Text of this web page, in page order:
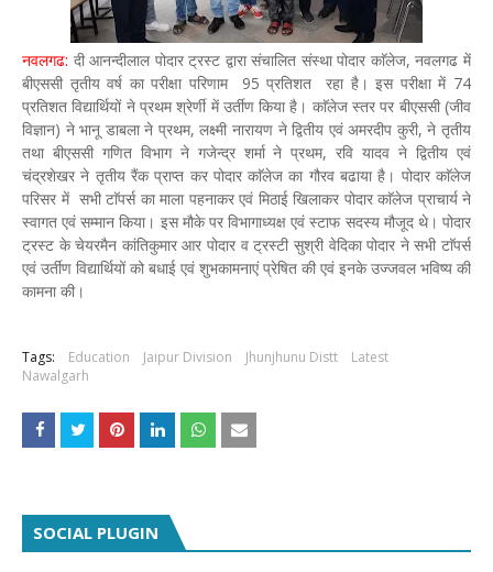
नवलगढ: दी आनन्दीलाल पोदार ट्रस्ट द्वारा संचालित संस्था पोदार काॅलेज, नवलगढ में
बीएससी तृतीय वर्ष का परीक्षा परिणाम 95 प्रतिशत रहा है। इस परीक्षा में 74
प्रतिशत विद्यार्थियों ने प्रथम श्रेर्णी में उर्तीण किया है। काॅलेज स्तर पर बीएससी (जीव
विज्ञान) ने भानू डाबला ने प्रथम, लक्ष्मी नारायण ने द्वितीय एवं अमरदीप कुरी, ने तृतीय
तथा बीएससी गणित विभाग ने गजेन्द्र शर्मा ने प्रथम, रवि यादव ने द्वितीय एवं
चंद्रशेखर ने तृतीय रैंक प्राप्त कर पोदार काॅलेज का गौरव बढाया है। पोदार काॅलेज
परिसर में सभी टाॅपर्स का माला पहनाकर एवं मिठाई खिलाकर पोदार काॅलेज प्राचार्य ने
स्वागत एवं सम्मान किया। इस मौके पर विभागाध्यक्ष एवं स्टाफ सदस्य मौजूद थे। पोदार
ट्रस्ट के चेयरमैन कांतिकुमार आर पोदार व ट्रस्टी सुश्री वेदिका पोदार ने सभी टाॅपर्स
एवं उर्तीण विद्यार्थियों को बधाई एवं शुभकामनाएं प्रेषित की एवं इनके उज्जवल भविष्य की
कामना की।
Tags: Education Jaipur Division Jhunjhunu Distt
Latest
Nawalgarh
SOCIAL PLUGIN